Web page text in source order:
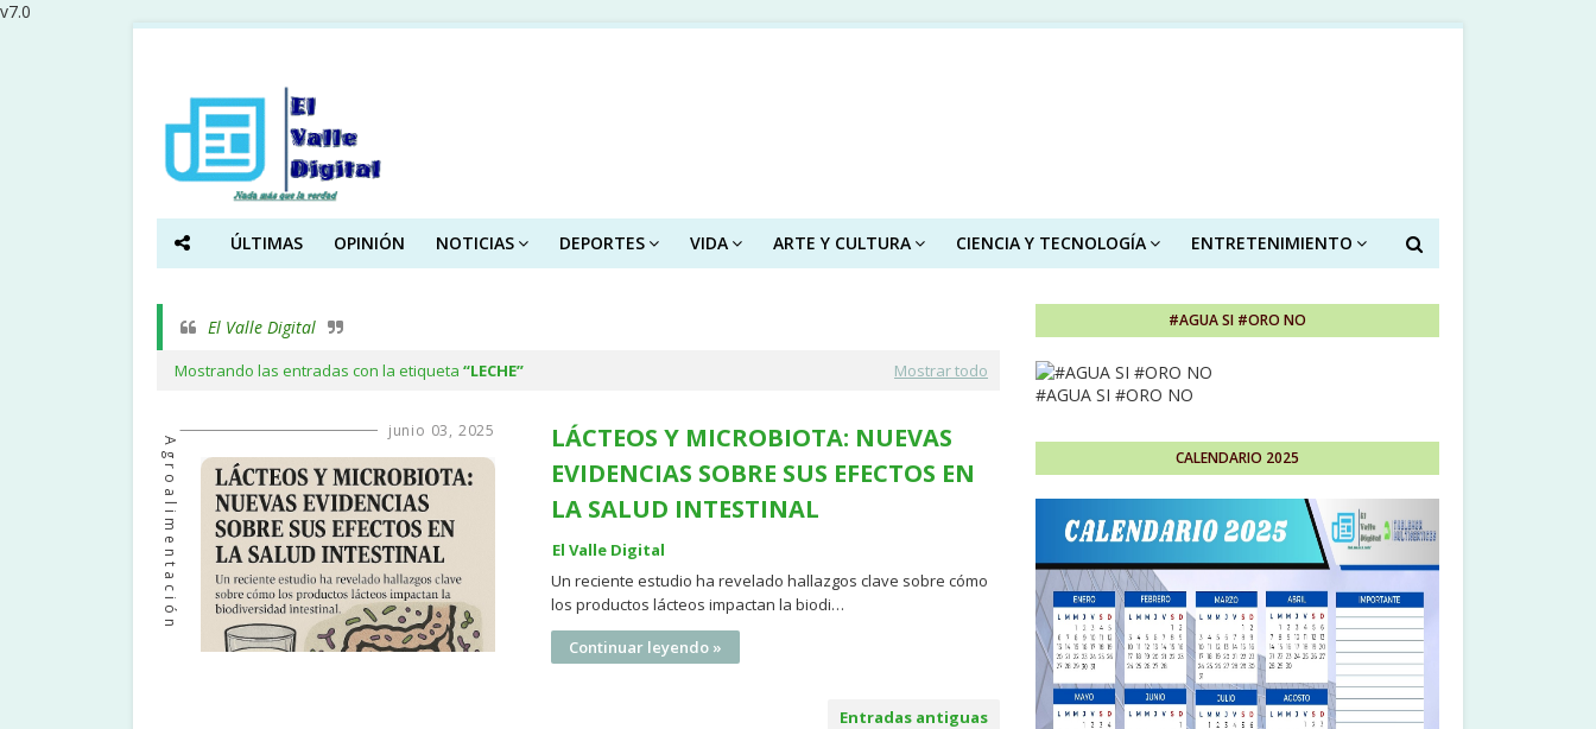
v7.0
ÚLTIMAS OPINIÓN NOTICIAS DEPORTES VIDA ARTE Y CULTURA CIENCIA Y TECNOLOGÍA ENTRETENIMIENTO
El Valle Digital
Mostrando las entradas con la etiqueta LECHE Mostrar todo
junio 03, 2025
Agroalimentación
LÁCTEOS Y MICROBIOTA: NUEVAS
EVIDENCIAS SOBRE SUS EFECTOS EN
LA SALUD INTESTINAL
El Valle Digital
Un reciente estudio ha revelado hallazgos clave sobre cómo
los productos lácteos impactan la biodi…
Continuar leyendo »
Entradas antiguas
#AGUA SI #ORO NO
#AGUA SI #ORO NO
CALENDARIO 2025